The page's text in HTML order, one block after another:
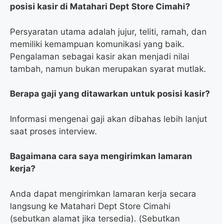
posisi kasir di Matahari Dept Store Cimahi?
Persyaratan utama adalah jujur, teliti, ramah, dan
memiliki kemampuan komunikasi yang baik.
Pengalaman sebagai kasir akan menjadi nilai
tambah, namun bukan merupakan syarat mutlak.
Berapa gaji yang ditawarkan untuk posisi kasir?
Informasi mengenai gaji akan dibahas lebih lanjut
saat proses interview.
Bagaimana cara saya mengirimkan lamaran
kerja?
Anda dapat mengirimkan lamaran kerja secara
langsung ke Matahari Dept Store Cimahi
(sebutkan alamat jika tersedia). (Sebutkan